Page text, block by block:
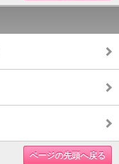
ページの先頭へ戻る